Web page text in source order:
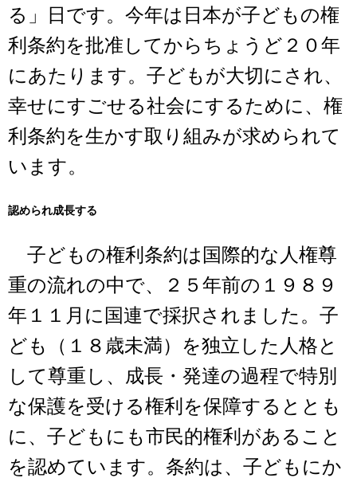
る」日です。今年は日本が子どもの権
利条約を批准してからちょうど２０年
にあたります。子どもが大切にされ、
幸せにすごせる社会にするために、権
利条約を生かす取り組みが求められて
います。
認められ成長する
子どもの権利条約は国際的な人権尊
重の流れの中で、２５年前の１９８９
年１１月に国連で採択されました。子
ども（１８歳未満）を独立した人格と
して尊重し、成長・発達の過程で特別
な保護を受ける権利を保障するととも
に、子どもにも市民的権利があること
を認めています。条約は、子どもにか